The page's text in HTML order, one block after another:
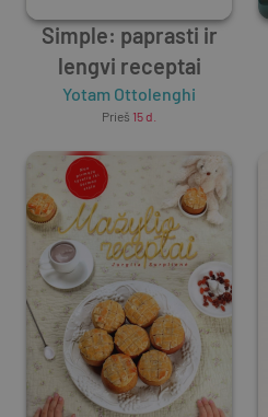
Simple: paprasti ir
lengvi receptai
Yotam Ottolenghi
Prieš 15 d.